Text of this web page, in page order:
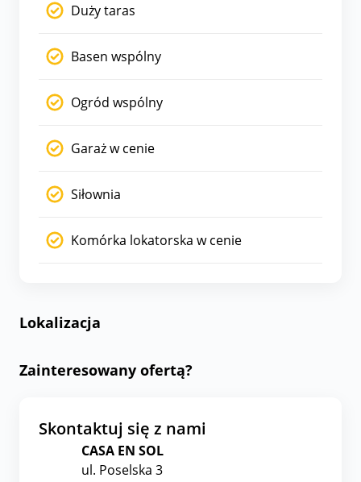
Duży taras
Basen wspólny
Ogród wspólny
Garaż w cenie
Siłownia
Komórka lokatorska w cenie
Lokalizacja
Zainteresowany ofertą?
Skontaktuj się z nami
CASA EN SOL
ul. Poselska 3